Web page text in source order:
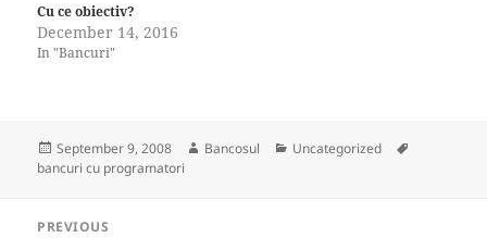
Cu ce obiectiv?
December 14, 2016
In "Bancuri"
Posted
on
September 9, 2008 Author
Bancosul Categories
Uncategorized
bancuri cu programatori
PREVIOUS